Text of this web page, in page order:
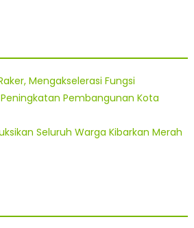
Mengakselerasi Fungsi
Pembangunan Kota
Seluruh Warga Kibarkan Merah